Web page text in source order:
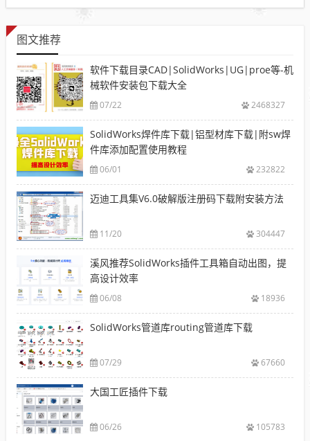
图文推荐
软件下载目录CAD|SolidWorks|UG|proe等-机
械软件安装包下载大全
07/22 2468327
SolidWorks焊件库下载|铝型材库下载|附sw焊
件库添加配置使用教程
06/01 232822
迈迪工具集V6.0破解版注册码下载附安装方法
11/20 304447
溪风推荐SolidWorks插件工具箱自动出图，提
高设计效率
06/08 18936
SolidWorks管道库routing管道库下载
07/29 67660
大国工匠插件下载
06/26 105783